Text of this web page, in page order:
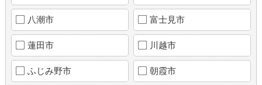
八潮市 富士見市
蓮田市 川越市
ふじみ野市 朝霞市